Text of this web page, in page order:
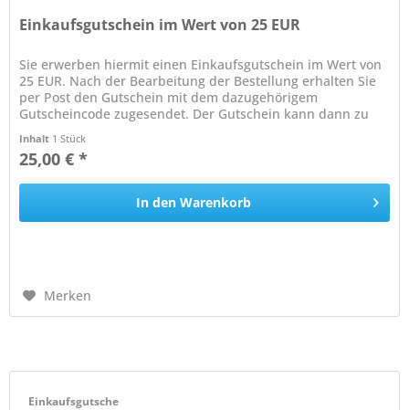
Einkaufsgutschein im Wert von 25 EUR
Sie erwerben hiermit einen Einkaufsgutschein im Wert von
25 EUR. Nach der Bearbeitung der Bestellung erhalten Sie
per Post den Gutschein mit dem dazugehörigem
Gutscheincode zugesendet. Der Gutschein kann dann zu
Inhalt 1 Stück
25,00 € *
In den Warenkorb
Merken
Einkaufsgutsche